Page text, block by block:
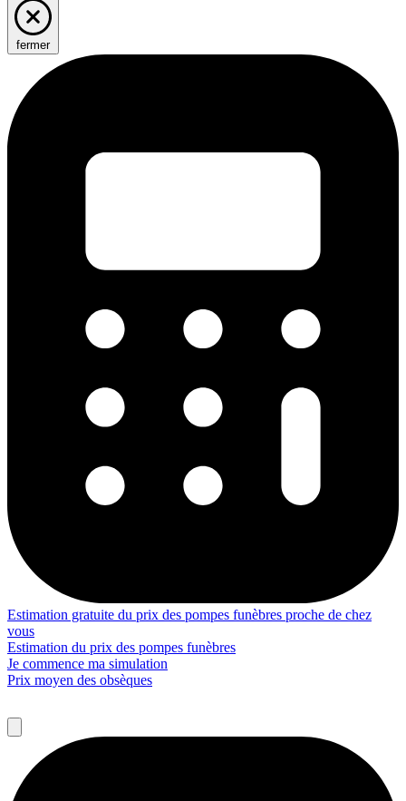
fermer
Estimation gratuite du prix des pompes funèbres proche de chez
vous
Estimation du prix des pompes funèbres
Je commence ma simulation
Prix moyen des obsèques